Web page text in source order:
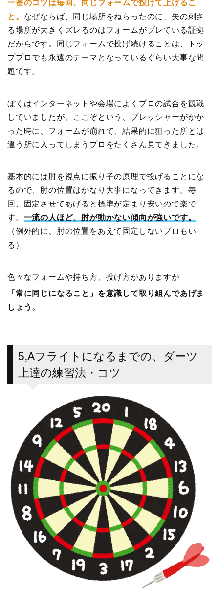
一番のコツは毎回、同じフォームで投げて上げるこ
と。 なぜならば、同じ場所をねらったのに、矢の刺さ
る場所が大きくズレるのはフォームがブレている証拠
だからです。同じフォームで投げ続けることは、トッ
ププロでも永遠のテーマとなっているぐらい大事な問
題です。
ぼくはインターネットや会場によくプロの試合を観戦
していましたが、ここぞという、プレッシャーがかか
った時に、フォームが崩れて、結果的に狙った所とは
違う所に入ってしまうプロをたくさん見てきました。
基本的には肘を視点に振り子の原理で投げることにな
るので、肘の位置はかなり大事になってきます。毎
回、固定させてあげると標準が定まり安いので楽で
す。 一流の人ほど、肘が動かない傾向が強いです。
（例外的に、肘の位置をあえて固定しないプロもい
る）
色々なフォームや持ち方、投げ方がありますが
「常に同じになること」を意識して取り組んであげま
しょう。
5,Aフライトになるまでの、ダーツ
上達の練習法・コツ